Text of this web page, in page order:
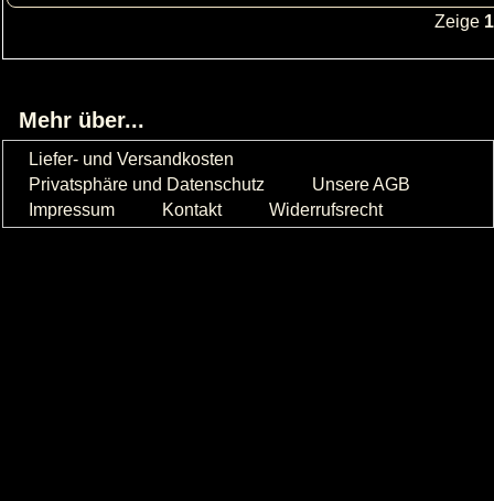
Zeige 1
Mehr über...
Liefer- und Versandkosten
Privatsphäre und Datenschutz
Unsere AGB
Impressum
Kontakt Widerrufsrecht